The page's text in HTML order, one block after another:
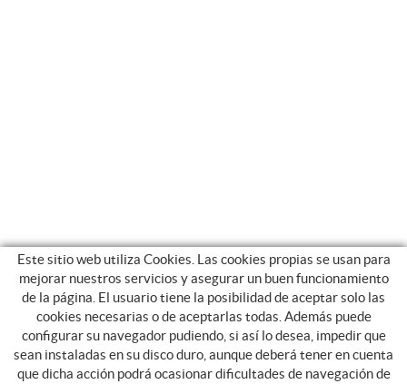
Este sitio web utiliza Cookies. Las cookies propias se usan para
mejorar nuestros servicios y asegurar un buen funcionamiento
de la página. El usuario tiene la posibilidad de aceptar solo las
cookies necesarias o de aceptarlas todas. Además puede
configurar su navegador pudiendo, si así lo desea, impedir que
sean instaladas en su disco duro, aunque deberá tener en cuenta
que dicha acción podrá ocasionar dificultades de navegación de